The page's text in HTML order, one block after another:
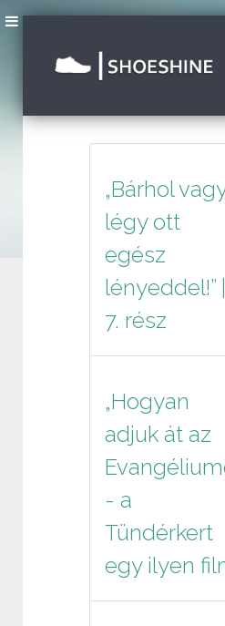
„Bárhol
légy ott
egész
lényeddel!” |
7. rész
„Hogyan
adjuk át az
- a
Tündérkert
egy ilyen